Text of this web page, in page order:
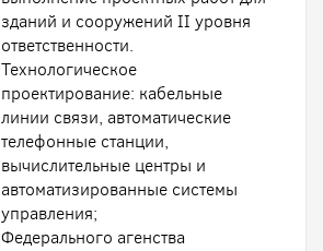
зданий и сооружений II уровня
ответственности.
Технологическое
проектирование: кабельные
линии связи, автоматические
телефонные станции,
вычислительные центры и
автоматизированные системы
управления;
Федерального агенства